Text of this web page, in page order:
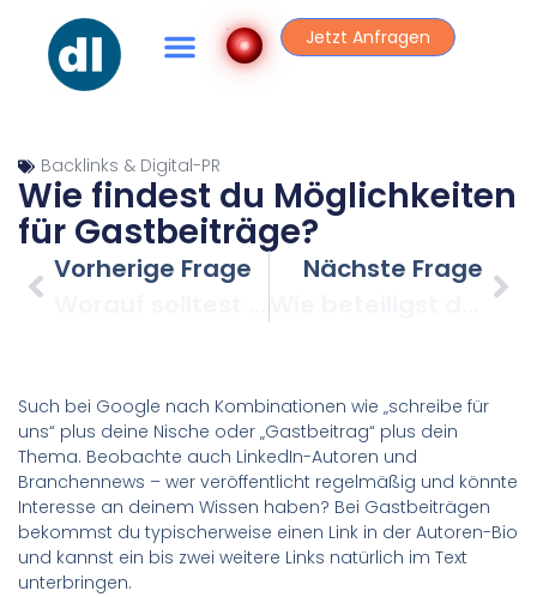
Jetzt Anfragen
Backlinks & Digital-PR
Wie findest du Möglichkeiten
für Gastbeiträge?
Vorherige Frage
Nächste Frage
Such bei Google nach Kombinationen wie „schreibe für
uns“ plus deine Nische oder „Gastbeitrag“ plus dein
Thema. Beobachte auch LinkedIn-Autoren und
Branchennews – wer veröffentlicht regelmäßig und könnte
Interesse an deinem Wissen haben? Bei Gastbeiträgen
bekommst du typischerweise einen Link in der Autoren-Bio
und kannst ein bis zwei weitere Links natürlich im Text
unterbringen.